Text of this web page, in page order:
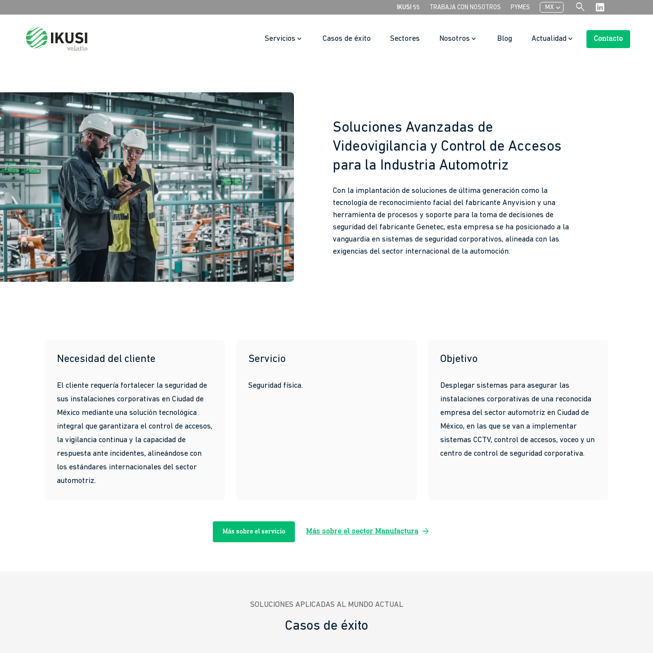
IKUSI 55 TRABAJA CON NOSOTROS PYMES MXchevron_left search
Servicios Casos de éxito Sectores Nosotros Blog Actualidad Contacto
Soluciones Avanzadas de
Videovigilancia y Control de Accesos
para la Industria Automotriz
Con la implantación de soluciones de última generación como la
tecnología de reconocimiento facial del fabricante Anyvision y una
herramienta de procesos y soporte para la toma de decisiones de
seguridad del fabricante Genetec, esta empresa se ha posicionado a la
vanguardia en sistemas de seguridad corporativos, alineada con las
exigencias del sector internacional de la automoción.
Necesidad del cliente
El cliente requería fortalecer la seguridad de
sus instalaciones corporativas en Ciudad de
México mediante una solución tecnológica
integral que garantizara el control de accesos,
la vigilancia continua y la capacidad de
respuesta ante incidentes, alineándose con
los estándares internacionales del sector
automotriz.
Servicio
Seguridad física.
Objetivo
Desplegar sistemas para asegurar las
instalaciones corporativas de una reconocida
empresa del sector automotriz en Ciudad de
México, en las que se van a implementar
sistemas CCTV, control de accesos, voceo y un
centro de control de seguridad corporativa.
Más sobre el servicio Más sobre el sector Manufactura arrow_forward
SOLUCIONES APLICADAS AL MUNDO ACTUAL
Casos de éxito